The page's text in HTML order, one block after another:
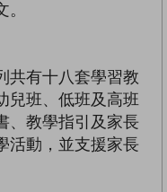
共有十八套學習教
兒班、低班及高班
、教學指引及家長
活動，並支援家長